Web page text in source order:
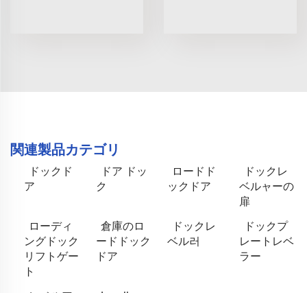
関連製品カテゴリ
ドックド
ア
ドア ドッ
ク
ロードド
ックドア
ドックレ
ベルャーの
扉
ローディ
ングドック
リフトゲー
ト
倉庫のロ
ードドック
ドア
ドックレ
ベル러
ドックプ
レートレベ
ラー